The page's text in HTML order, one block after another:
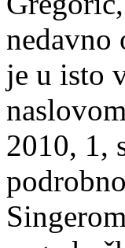
nedavno
je u isto
naslovom
2010, 1,